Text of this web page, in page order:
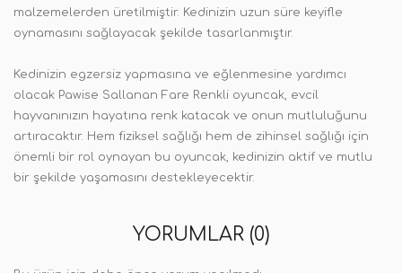
malzemelerden üretilmiştir. Kedinizin uzun süre keyifle
oynamasını sağlayacak şekilde tasarlanmıştır.
Kedinizin egzersiz yapmasına ve eğlenmesine yardımcı
olacak Pawise Sallanan Fare Renkli oyuncak, evcil
hayvanınızın hayatına renk katacak ve onun mutluluğunu
artıracaktır. Hem fiziksel sağlığı hem de zihinsel sağlığı için
önemli bir rol oynayan bu oyuncak, kedinizin aktif ve mutlu
bir şekilde yaşamasını destekleyecektir.
YORUMLAR (0)